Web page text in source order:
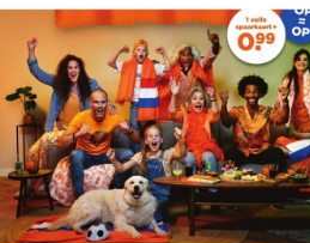
Menu
Home
9 sept: GenAI-training
12 nov: MarketingLive!
Adverteren